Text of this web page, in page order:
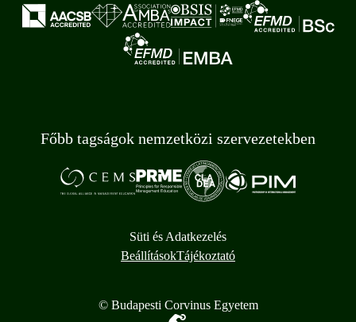
Főbb tagságok nemzetközi szervezetekben
Süti és Adatkezelés
BeállításokTájékoztató
© Budapesti Corvinus Egyetem